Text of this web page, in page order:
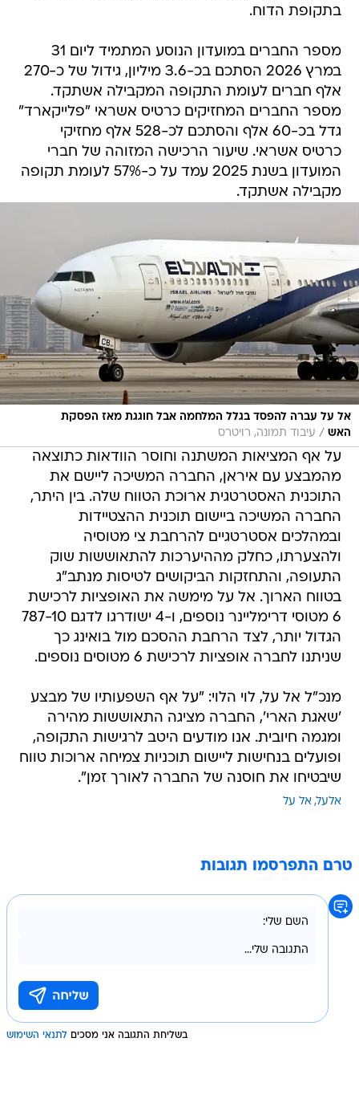
בתקופת הדוח.
מספר החברים במועדון הנוסע המתמיד ליום 31
במרץ 2026 הסתכם בכ-3.6 מיליון, גידול של כ-270
אלף חברים לעומת התקופה המקבילה אשתקד.
מספר החברים המחזיקים כרטיס אשראי "פלייקארד"
גדל בכ-60 אלף והסתכם לכ-528 אלף מחזיקי
כרטיס אשראי. שיעור הרכישה המזוהה של חברי
המועדון בשנת 2025 עמד על כ-57% לעומת תקופה
מקבילה אשתקד.
אל על עברה להפסד בגלל המלחמה אבל חוגגת מאז הפסקת
האש / עיבוד תמונה, רויטרס
על אף המציאות המשתנה וחוסר הוודאות כתוצאה
מהמבצע עם איראן, החברה המשיכה ליישם את
התוכנית האסטרטגית ארוכת הטווח שלה. בין היתר,
החברה המשיכה ביישום תוכנית ההצטיידות
ובמהלכים אסטרטגיים להרחבת צי מטוסיה
ולהצערתו, כחלק מההיערכות להתאוששות שוק
התעופה, והתחזקות הביקושים לטיסות מנתב"ג
בטווח הארוך. אל על מימשה את האופציות לרכישת
6 מטוסי דרימליינר נוספים, ו-4 ישודרגו לדגם 787-10
הגדול יותר, לצד הרחבת ההסכם מול בואינג כך
שניתנו לחברה אופציות לרכישת 6 מטוסים נוספים.
מנכ"ל אל על, לוי הלוי: "על אף השפעותיו של מבצע
'שאגת הארי', החברה מציגה התאוששות מהירה
ומגמה חיובית. אנו מודעים היטב לרגישות התקופה,
ופועלים בנחישות ליישום תוכניות צמיחה ארוכות טווח
שיבטיחו את חוסנה של החברה לאורך זמן".
אלעל אל על
טרם התפרסמו תגובות
בשליחת התגובה אני מסכים לתנאי השימוש